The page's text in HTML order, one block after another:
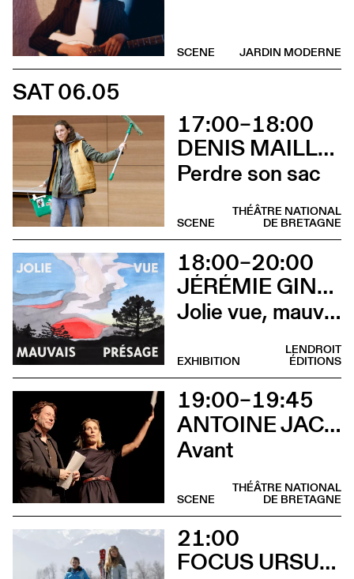
JARDIN MODERNE
SCENE
SAT 06.05
17:00–18:00
DENIS MAILLEFER ET PASCAL RAMBERT AVEC LOLA GIOUSSE
Perdre son sac
THÉÂTRE NATIONAL
DE BRETAGNE
SCENE
18:00–20:00
JÉRÉMIE GINDRE
Jolie vue, mauvais présage (Vernissage)
LENDROIT
ÉDITIONS
EXHIBITION
19:00–19:45
ANTOINE JACCOUD AVEC MATHIEU AMALRIC ET MARTHE KELLER
Avant
THÉÂTRE NATIONAL
DE BRETAGNE
SCENE
21:00
FOCUS URSULA MEIER